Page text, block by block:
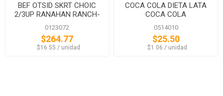
BEF OTSID SKRT CHOIC
2/3UP RANAHAN RANCH-
BLACK ANG
0123072
$264.77
‏‏‎ ‎‏‏‎ ‎$16.55 / unidad
COCA COLA DIETA LATA
COCA COLA
0514010
$25.50
‏‏‎ ‎‏‏‎ ‎$1.06 / unidad